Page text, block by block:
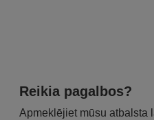
Reikia pagalbos?
Apmeklējiet mūsu atbalsta